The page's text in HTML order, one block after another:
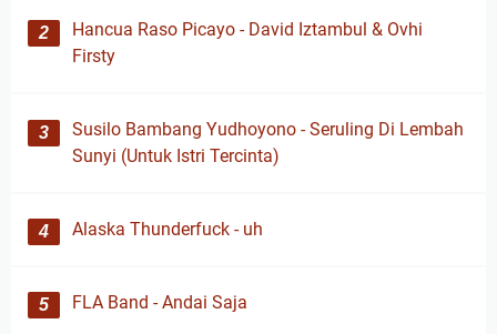
Hancua Raso Picayo - David Iztambul & Ovhi
Firsty
Susilo Bambang Yudhoyono - Seruling Di Lembah
Sunyi (Untuk Istri Tercinta)
Alaska Thunderfuck - uh
FLA Band - Andai Saja